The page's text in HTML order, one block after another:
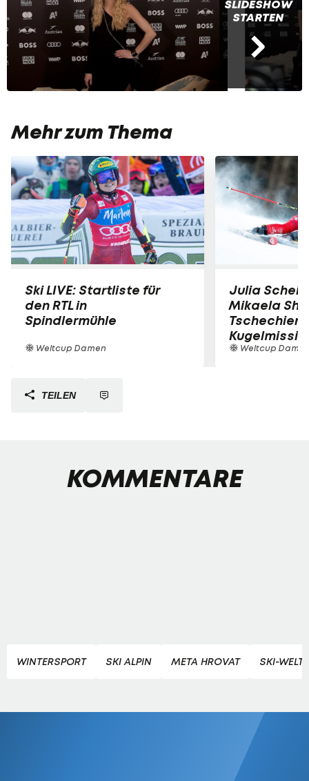
SLIDESHOW
STARTEN
Mehr zum Thema
Ski LIVE: Startliste für
den RTL in
Spindlermühle
Weltcup Damen
Julia
Mikaela
Tschechien
Weltcup
TEILEN
KOMMENTARE
WINTERSPORT SKI ALPIN META HROVAT SKI-